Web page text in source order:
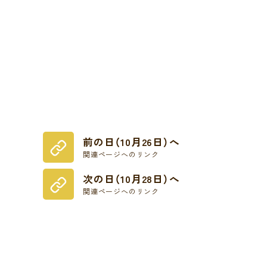
前の日（10月26日）へ
関連ページへのリンク
次の日（10月28日）へ
関連ページへのリンク